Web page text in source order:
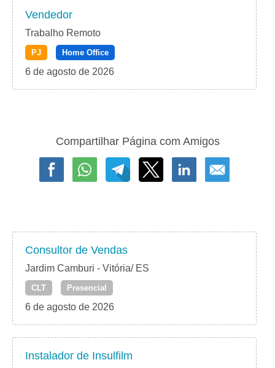
Vendedor
Trabalho Remoto
PJ Home Office
6 de agosto de 2026
Compartilhar Página com Amigos
Consultor de Vendas
Jardim Camburi - Vitória/ ES
CLT Presencial
6 de agosto de 2026
Instalador de Insulfilm